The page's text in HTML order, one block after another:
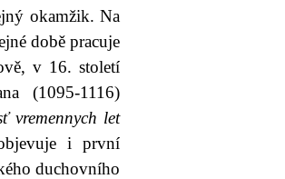
okamžik. Na
době pracuje
v 16. století
(1095-1116)
vremennych let
i první
duchovního